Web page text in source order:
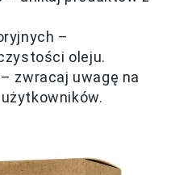
–
oleju.
zwracaj uwagę na